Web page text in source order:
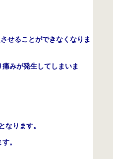
せることができなくなりま
みが発生してしまいま
なります。
。